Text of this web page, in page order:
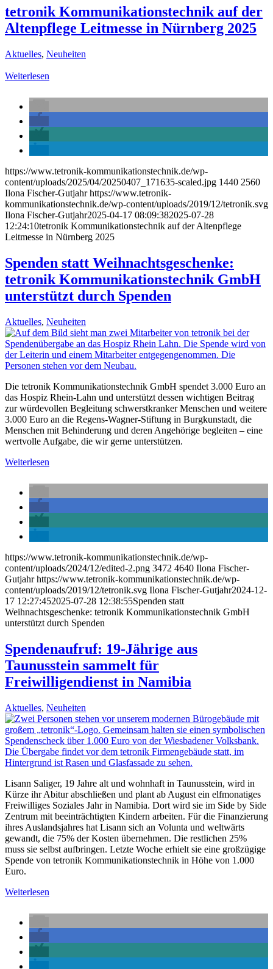
tetronik Kommunikationstechnik auf der
Altenpflege Leitmesse in Nürnberg 2025
Aktuelles, Neuheiten
Weiterlesen
https://www.tetronik-kommunikationstechnik.de/wp-
content/uploads/2025/04/20250407_171635-scaled.jpg 1440 2560
Ilona Fischer-Gutjahr https://www.tetronik-
kommunikationstechnik.de/wp-content/uploads/2019/12/tetronik.svg
Ilona Fischer-Gutjahr2025-04-17 08:09:382025-07-28
12:24:10tetronik Kommunikationstechnik auf der Altenpflege
Leitmesse in Nürnberg 2025
Spenden statt Weihnachtsgeschenke:
tetronik Kommunikationstechnik GmbH
unterstützt durch Spenden
Aktuelles, Neuheiten
Die tetronik Kommunikationstechnik GmbH spendet 3.000 Euro an
das Hospiz Rhein-Lahn und unterstützt dessen wichtigen Beitrag
zur würdevollen Begleitung schwerstkranker Menschen und weitere
3.000 Euro an die Regens-Wagner-Stiftung in Burgkunstadt, die
Menschen mit Behinderung und deren Angehörige begleiten – eine
wertvolle Aufgabe, die wir gerne unterstützen.
Weiterlesen
https://www.tetronik-kommunikationstechnik.de/wp-
content/uploads/2024/12/edited-2.png 3472 4640 Ilona Fischer-
Gutjahr https://www.tetronik-kommunikationstechnik.de/wp-
content/uploads/2019/12/tetronik.svg Ilona Fischer-Gutjahr2024-12-
17 12:27:452025-07-28 12:38:55Spenden statt
Weihnachtsgeschenke: tetronik Kommunikationstechnik GmbH
unterstützt durch Spenden
Spendenaufruf: 19-Jährige aus
Taunusstein sammelt für
Freiwilligendienst in Namibia
Aktuelles, Neuheiten
Lisann Saliger, 19 Jahre alt und wohnhaft in Taunusstein, wird in
Kürze ihr Abitur abschließen und plant ab August ein elfmonatiges
Freiwilliges Soziales Jahr in Namibia. Dort wird sie im Side by Side
Zentrum mit beeinträchtigten Kindern arbeiten. Für die Finanzierung
ihres Auslandsjahres hat Lisann sich an Volunta und weltwärts
gewandt, die 75% der Kosten übernehmen. Die restlichen 25%
muss sie selbst aufbringen. Letzte Woche erhielt sie eine großzügige
Spende von tetronik Kommunikationstechnik in Höhe von 1.000
Euro.
Weiterlesen